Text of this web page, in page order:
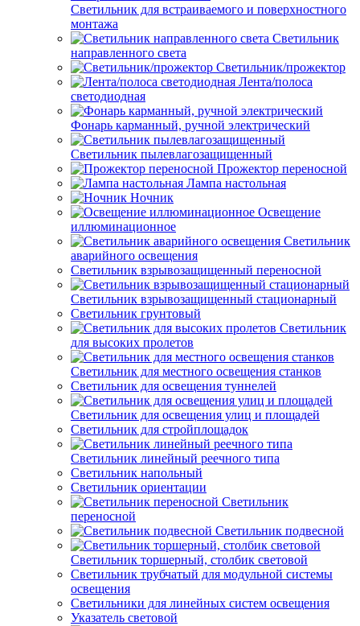
Светильник для встраиваемого и поверхностного
монтажа
Светильник
направленного света
Светильник/прожектор
Лента/полоса
светодиодная
Фонарь карманный, ручной электрический
Светильник пылевлагозащищенный
Прожектор переносной
Лампа настольная
Ночник
Освещение
иллюминационное
Светильник
аварийного освещения
Светильник взрывозащищенный переносной
Светильник взрывозащищенный стационарный
Светильник грунтовый
Светильник
для высоких пролетов
Светильник для местного освещения станков
Светильник для освещения туннелей
Светильник для освещения улиц и площадей
Светильник для стройплощадок
Светильник линейный реечного типа
Светильник напольный
Светильник ориентации
Светильник
переносной
Светильник подвесной
Светильник торшерный, столбик световой
Светильник трубчатый для модульной системы
освещения
Светильники для линейных систем освещения
Указатель световой